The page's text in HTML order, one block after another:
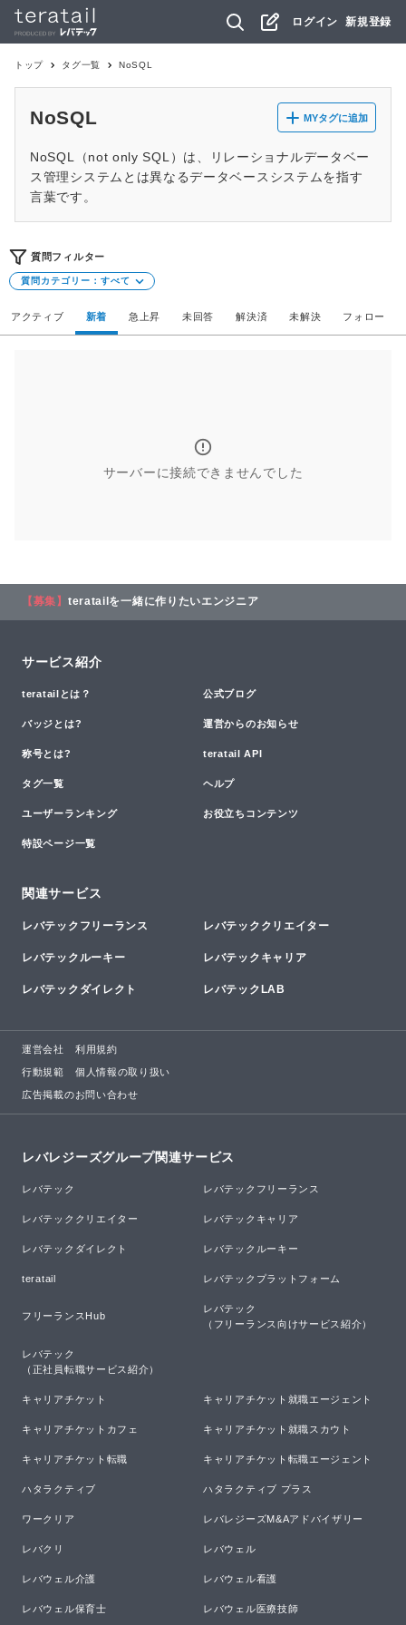
ログイン 新規登録
トップ タグ一覧 NoSQL
NoSQL MYタグに追加
NoSQL（not only SQL）は、リレーショナルデータベー
ス管理システムとは異なるデータベースシステムを指す
言葉です。
質問フィルター
質問カテゴリー： すべて
アクティブ 新着 急上昇 未回答 解決済 未解決 フォロー
サーバーに接続できませんでした
【募集】 teratailを一緒に作りたいエンジニア
サービス紹介
teratailとは？ 公式ブログ
バッジとは? 運営からのお知らせ
称号とは? teratail API
タグ一覧 ヘルプ
ユーザーランキング お役立ちコンテンツ
特設ページ一覧
関連サービス
レバテックフリーランス レバテッククリエイター
レバテックルーキー レバテックキャリア
レバテックダイレクト レバテックLAB
運営会社 利用規約
行動規範 個人情報の取り扱い
広告掲載のお問い合わせ
レバレジーズグループ関連サービス
レバテック レバテックフリーランス
レバテッククリエイター レバテックキャリア
レバテックダイレクト レバテックルーキー
teratail レバテックプラットフォーム
フリーランスHub
レバテック
（フリーランス向けサービス紹介）
レバテック
（正社員転職サービス紹介）
キャリアチケット キャリアチケット就職エージェント
キャリアチケットカフェ キャリアチケット就職スカウト
キャリアチケット転職 キャリアチケット転職エージェント
ハタラクティブ ハタラクティブ プラス
ワークリア レバレジーズM&Aアドバイザリー
レバクリ レバウェル
レバウェル介護 レバウェル看護
レバウェル保育士 レバウェル医療技師